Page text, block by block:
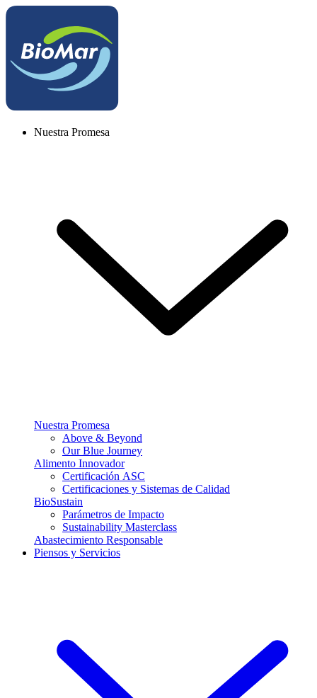
Nuestra Promesa
Nuestra Promesa
Above & Beyond
Our Blue Journey
Alimento Innovador
Certificación ASC
Certificaciones y Sistemas de Calidad
BioSustain
Parámetros de Impacto
Sustainability Masterclass
Abastecimiento Responsable
Piensos y Servicios